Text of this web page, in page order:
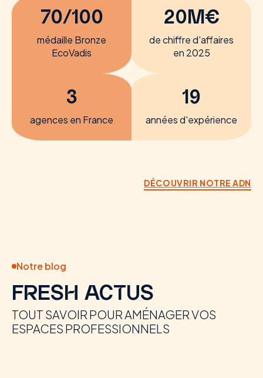
70/100
médaille Bronze
EcoVadis
20M€
de chiffre d'affaires
en 2025
3
agences en France
19
années d'expérience
DÉCOUVRIR NOTRE ADN
Notre blog
FRESH ACTUS
TOUT SAVOIR POUR AMÉNAGER VOS
ESPACES PROFESSIONNELS